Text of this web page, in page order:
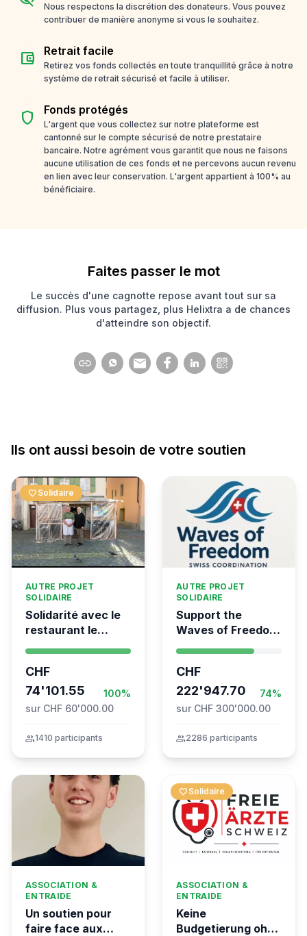
Nous respectons la discrétion des donateurs. Vous pouvez
contribuer de manière anonyme si vous le souhaitez.
account_balance_wallet Retrait facile
Retirez vos fonds collectés en toute tranquillité grâce à notre
système de retrait sécurisé et facile à utiliser.
shield Fonds protégés
L'argent que vous collectez sur notre plateforme est
cantonné sur le compte sécurisé de notre prestataire
bancaire. Notre agrément vous garantit que nous ne faisons
aucune utilisation de ces fonds et ne percevons aucun revenu
en lien avec leur conservation. L'argent appartient à 100% au
bénéficiaire.
Faites passer le mot
Le succès d'une cagnotte repose avant tout sur sa
diffusion. Plus vous partagez, plus Helixtra a de chances
d'atteindre son objectif.
Ils ont aussi besoin de votre soutien
favorite Solidaire
AUTRE PROJET
SOLIDAIRE
Solidarité avec le
restaurant le
CHF
74'101.55
100%
sur CHF 60'000.00
group1410 participants
AUTRE PROJET
SOLIDAIRE
Support the
Waves of Freedom
the Global
Movement to Gaza
CHF
222'947.70
74%
sur CHF 300'000.00
group2286 participants
ASSOCIATION &
ENTRAIDE
Un soutien pour
faire face aux
favorite Solidaire
ASSOCIATION &
ENTRAIDE
Keine
Budgetierung ohne